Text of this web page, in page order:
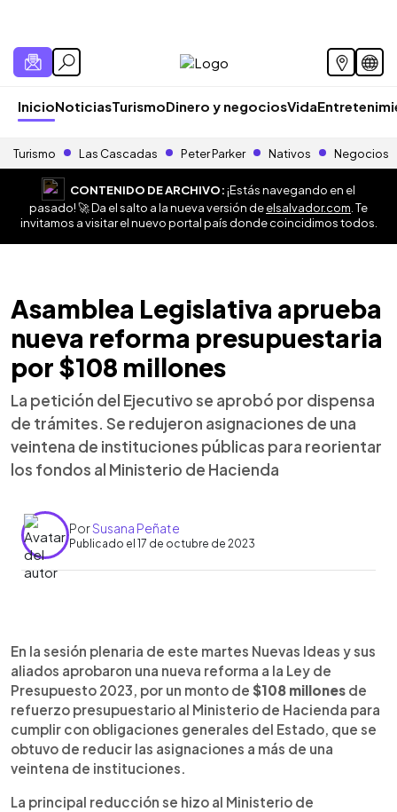
InicioNoticiasTurismoDinero y negociosVida
Turismo Las Cascadas Peter Parker Nativos Negocios
CONTENIDO DE ARCHIVO:¡Estás navegando en el
pasado! 🚀 Da el salto a la nueva versión deelsalvador.com . Te
invitamos a visitar el nuevo portal país donde coincidimos todos.
Asamblea Legislativa aprueba
nueva reforma presupuestaria
por $108 millones
La petición del Ejecutivo se aprobó por dispensa
de trámites. Se redujeron asignaciones de una
veintena de instituciones públicas para reorientar
los fondos al Ministerio de Hacienda
PorSusana Peñate
Publicado el 17 de octubre de 2023
Escuchar artículo
En la sesión plenaria de este martes Nuevas Ideas y sus
aliados aprobaron una nueva reforma a la Ley de
Presupuesto 2023, por un monto de $108 millones de
refuerzo presupuestario al Ministerio de Hacienda para
cumplir con obligaciones generales del Estado, que se
obtuvo de reducir las asignaciones a más de una
veintena de instituciones.
La principal reducción se hizo al Ministerio de